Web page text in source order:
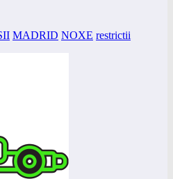
MADRID NOXE restrictii